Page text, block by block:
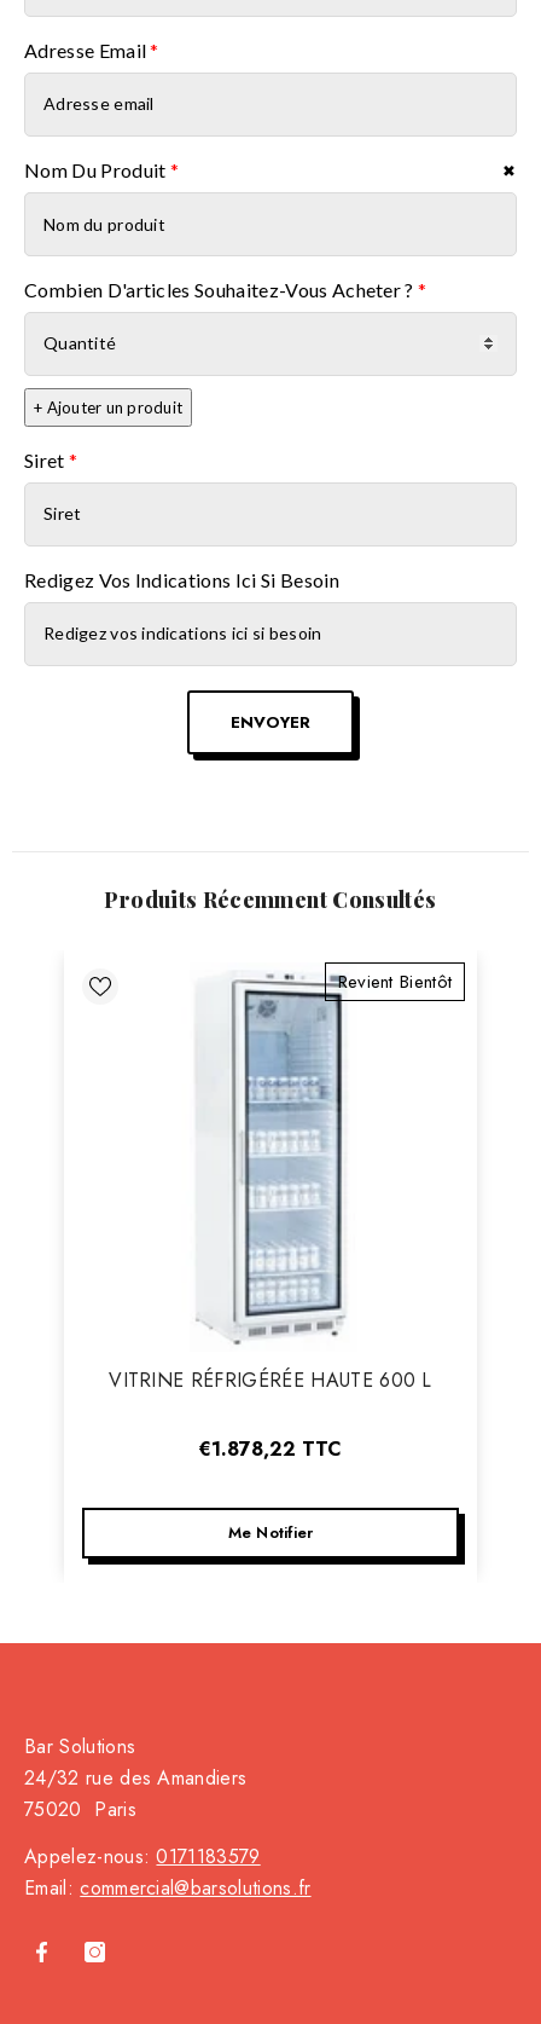
Adresse Email*
Nom Du Produit *
Nom du produit
Combien D'articles Souhaitez-Vous Acheter ?*
✖
+ Ajouter un produit
Siret *
Redigez Vos Indications Ici Si Besoin
ENVOYER
Produits Récemment Consultés
Revient Bientôt
Vendeur
VITRINE RÉFRIGÉRÉE HAUTE 600 L
€1.878,22 TTC
Me Notifier
Bar Solutions
24/32 rue des Amandiers
75020 Paris
Appelez-nous:0171183579
Email:commercial@barsolutions.fr